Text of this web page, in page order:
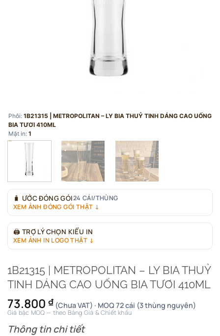
Phôi: 1B21315 | METROPOLITAN – LY BIA THUỶ TINH DÁNG CAO UỐNG
BIA TƯƠI 410ML
Mặt in: 1
🧳 ƯỚC ĐÓNG GÓI24 CÁI/THÙNG
XEM ẢNH ĐÓNG GÓI THẬT ↓
🖨 TRỢ LÝ CHỌN KIỂU IN
XEM ẢNH IN LOGO THẬT ↓
1B21315 | METROPOLITAN – LY BIA THUỶ
TINH DÁNG CAO UỐNG BIA TƯƠI 410ML
73.800 ₫ (Chưa VAT) · MOQ 72 cái (3 thùng nguyên)
Giá bậc MOQ — theo Bảng Giá & Chiết khấu
Thông tin chi tiết